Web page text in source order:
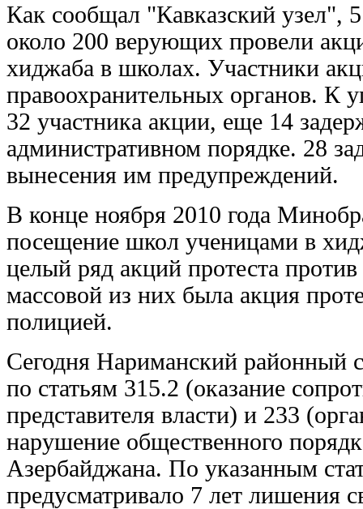
Как сообщал "Кавказский узел",
около 200 верующих провели
хиджаба в школах. Участники
правоохранительных органов. К
32 участника акции, еще 14
административном порядке. 28
вынесения им предупреждений.
В конце ноября 2010 года
посещение школ ученицами в
целый ряд акций протеста
массовой из них была акция
полицией.
Сегодня Нариманский районный
по статьям 315.2 (оказание
представителя власти) и 233
нарушение общественного
Азербайджана. По указанным
предусматривало 7 лет лишения